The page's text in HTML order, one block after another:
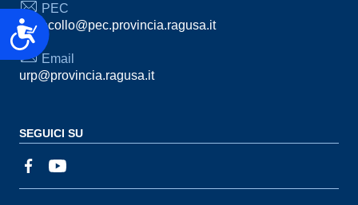
Accessibilità
PEC
protocollo@pec.provincia.ragusa.it
Email
urp@provincia.ragusa.it
SEGUICI SU